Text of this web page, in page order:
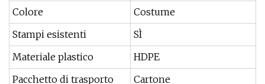
Colore
Costume
Stampi esistenti
SÌ
Materiale plastico
HDPE
Pacchetto di trasporto
Cartone